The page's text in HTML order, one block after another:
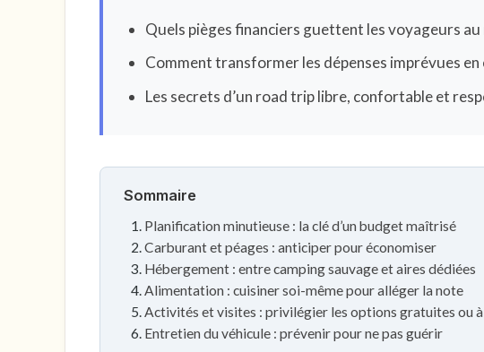
Quels pièges financiers guettent les voyageurs
Comment transformer les dépenses imprévues en
Les secrets d’un road trip libre, confortable et
Sommaire
Planification minutieuse : la clé d’un budget maîtrisé
Carburant et péages : anticiper pour économiser
Hébergement : entre camping sauvage et aires dédiées
Alimentation : cuisiner soi-même pour alléger la note
Activités et visites : privilégier les options gratuites ou
Entretien du véhicule : prévenir pour ne pas guérir